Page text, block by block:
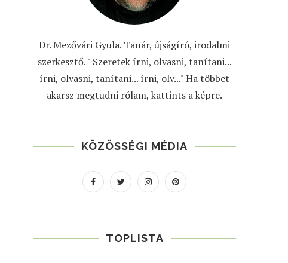
Dr. Mezővári Gyula. Tanár, újságíró, irodalmi
szerkesztő. " Szeretek írni, olvasni, tanítani...
írni, olvasni, tanítani... írni, olv..." Ha többet
akarsz megtudni rólam, kattints a képre.
KÖZÖSSÉGI MÉDIA
TOPLISTA